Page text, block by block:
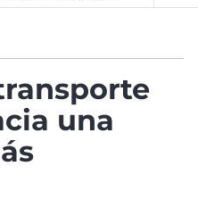
una